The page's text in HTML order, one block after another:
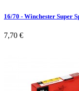
16/70 - Winchester Super
7,70 €